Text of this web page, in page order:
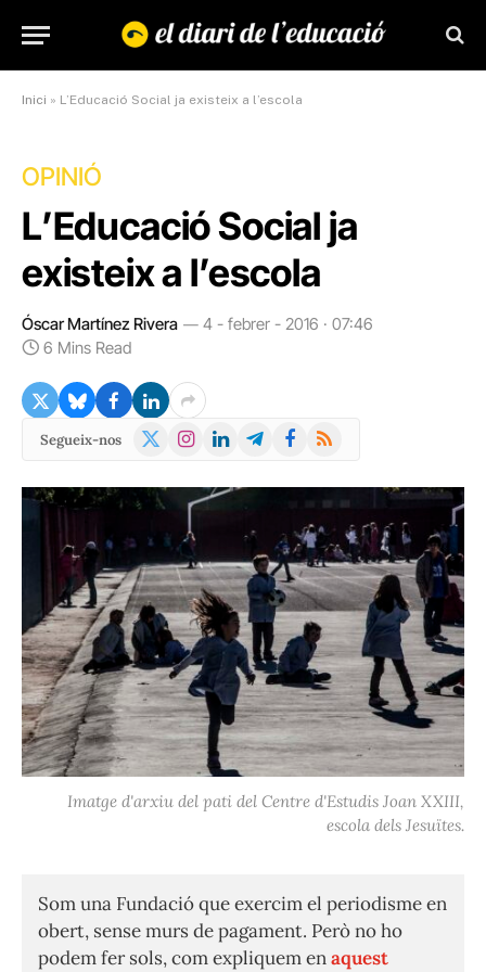
Inici » L’Educació Social ja existeix a l’escola
OPINIÓ
L’Educació Social ja
existeix a l’escola
Óscar Martínez Rivera
4 - febrer - 2016 · 07:46
6 Mins Read
Segueix-nos
X
Instagram
LinkedInTelegramFacebook
RSS
Imatge d'arxiu del pati del Centre d'Estudis Joan XXIII,
escola dels Jesuïtes.
Som una Fundació que exercim el periodisme en
obert, sense murs de pagament. Però no ho
podem fer sols, com expliquem enaquest